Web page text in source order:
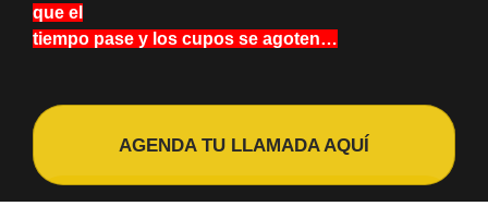
que el
tiempo pase y los cupos se agoten…
AGENDA TU LLAMADA AQUÍ